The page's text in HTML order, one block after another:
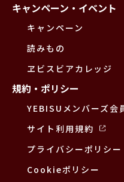
キャンペーン・イベント
キャンペーン
読みもの
ヱビスビアカレッジ
規約・ポリシー
YEBISUメンバーズ会
サイト利用規約
プライバシーポリシー
Cookieポリシー